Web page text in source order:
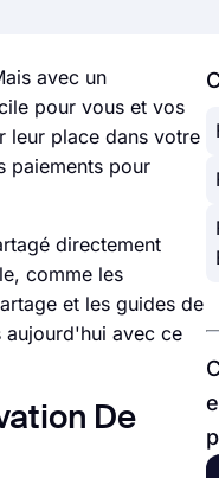
avec un
pour vous et vos
leur place dans votre
paiements pour
directement
comme les
et les guides de
avec ce
De